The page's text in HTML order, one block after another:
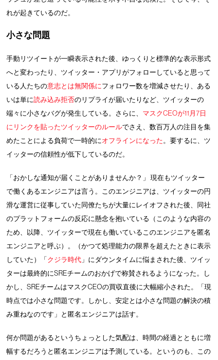
れが起きているのだ。
小さな問題
手動リツイートが一瞬表示された後、ゆっくりと標準的な表示形式
へと変わったり、ツイッター・アプリがフォローしていると思って
いる人たちの意志とは無関係にフォロワー数を増減させたり、ある
いは単に読み込み拒否のリプライが届いたりなど、ツイッターの
端々に小さなバグが発生している。さらに、 マスクCEOが11月7日
にリンクを貼ったツイッターのルールでさえ、数百万人の注目を集
めたことによる負荷で一時的にオフラインになった。要するに、ツ
イッターの信頼性が低下しているのだ。
「おかしな通知が届くことがありませんか？」 現在もツイッター
で働くあるエンジニアは言う。このエンジニアは、ツイッターの円
滑な運営に従事していた同僚たちが大量にレイオフされた後、同社
のプラットフォームの反応に懸念を抱いている（このような内容の
ため、以降、ツイッターで現在も働いているこのエンジニアを匿名
エンジニアと呼ぶ）。（かつて処理能力の限界を超えたときに表示
していた）「クジラ時代 」にダウンタイムに悩まされた後、ツイッ
ターは最終的にSREチームのおかげで称賛されるようになった。し
かし、SREチームはマスクCEOの買収直後に大幅縮小された。「現
時点では小さな問題です。しかし、安定とは小さな問題の解決の積
み重ねなのです」と匿名エンジニアは話す。
何か問題があるというちょっとした気配は、時間の経過とともに増
幅するだろうと匿名エンジニアは予測している。というのも、この